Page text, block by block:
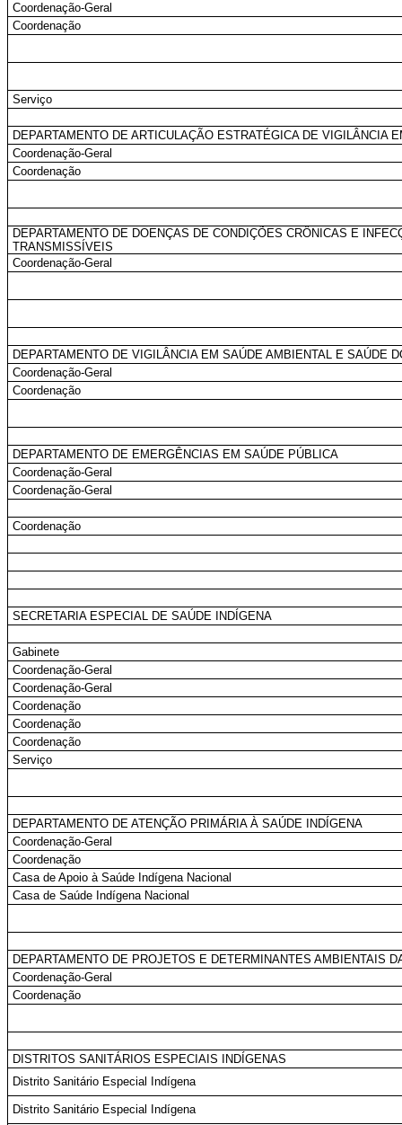
Coordenação-Geral
Coordenação
Serviço
DEPARTAMENTO DE ARTICULAÇÃO ESTRATÉGICA DE VIGILÂNCIA
Coordenação-Geral
Coordenação
DEPARTAMENTO DE DOENÇAS DE CONDIÇÕES CRÔNICAS E
TRANSMISSÍVEIS
Coordenação-Geral
DEPARTAMENTO DE VIGILÂNCIA EM SAÚDE AMBIENTAL E SAÚDE
Coordenação-Geral
Coordenação
DEPARTAMENTO DE EMERGÊNCIAS EM SAÚDE PÚBLICA
Coordenação-Geral
Coordenação-Geral
Coordenação
SECRETARIA ESPECIAL DE SAÚDE INDÍGENA
Gabinete
Coordenação-Geral
Coordenação-Geral
Coordenação
Coordenação
Coordenação
Serviço
DEPARTAMENTO DE ATENÇÃO PRIMÁRIA À SAÚDE INDÍGENA
Coordenação-Geral
Coordenação
Casa de Apoio à Saúde Indígena Nacional
Casa de Saúde Indígena Nacional
DEPARTAMENTO DE PROJETOS E DETERMINANTES AMBIENTAIS
Coordenação-Geral
Coordenação
DISTRITOS SANITÁRIOS ESPECIAIS INDÍGENAS
Distrito Sanitário Especial Indígena
Distrito Sanitário Especial Indígena